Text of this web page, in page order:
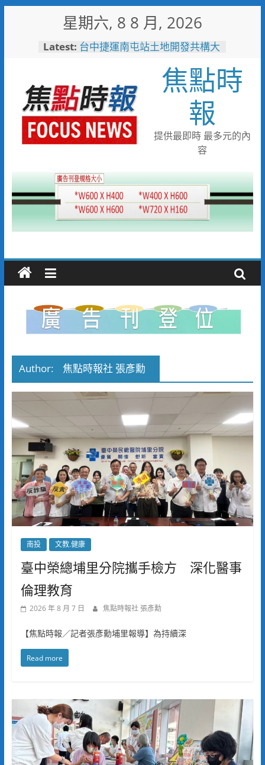
星期六, 8 8 月, 2026
Latest: 暖心跨海送暖！台灣首廟天壇豪
台中捷運南屯站土地開發共構大
樓開工動土 公私協力打造宜居
新地標實現軌道經濟願景
警友辦事處大力相挺！岡山分局
送上「父親節」暖心祝福
守望相助的暖心守護 湖內警消
聯手破門化解獨居翁的危機
情端好康
焦點時
報
提供最即時 最多元的內
容
Author: 焦點時報社 張彥勳
南投 文教.健康
臺中榮總埔里分院攜手檢方 深化醫事
倫理教育
2026 年 8 月 7 日 焦點時報社 張彥勳
【焦點時報／記者張彥勳埔里報導】為持續深
Read more